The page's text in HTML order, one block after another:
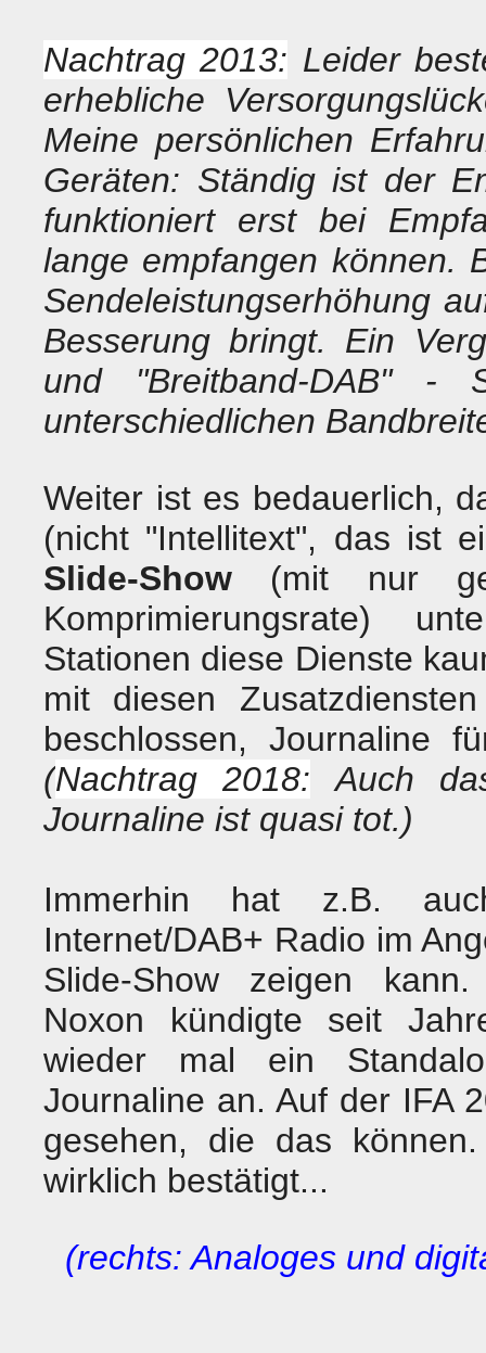
Nachtrag 2013: Leider
erhebliche
Meine persönlichen
Geräten: Ständig ist der
funktioniert erst bei
lange empfangen können.
Sendeleistungserhöhung
Besserung bringt. Ein
und "Breitband-DAB" -
unterschiedlichen
Weiter ist es bedauerlich,
(nicht "Intellitext", das ist
Slide-Show (mit nur
Komprimierungsrate)
Stationen diese Dienste
mit diesen
beschlossen, Journaline
(Nachtrag 2018: Auch
Journaline ist quasi tot.)
Immerhin hat z.B.
Internet/DAB+ Radio im
Slide-Show zeigen
Noxon kündigte seit
wieder mal ein
Journaline an. Auf der IFA
gesehen, die das
wirklich bestätigt...
(rechts: Analoges und